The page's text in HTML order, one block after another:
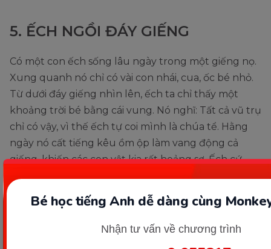
Bé học tiếng Anh dễ dàng cùng
Nhận tư vấn về chương trình
5. ẾCH NGỒI ĐÁY GIẾNG
Có một con ếch sống lâu ngày trong một giếng nọ.
Xung quanh nó chỉ có vài con nhái, cua, ốc bé nhỏ.
Từ dưới đáy giếng nhìn lên, ếch ta chỉ thấy một
khoảng trời bé bằng cái vung. Nó nghĩ: Tất cả vũ trụ
chỉ có vậy, vì thế ếch tự coi mình là chúa tể. Hằng
ngày nó cất tiếng kêu ồm ộp làm vang động cả
giếng, khiến các con vật kia rất hoảng sợ. Ếch cứ
tưởng bầu trời trên đầu chỉ bé bằng chiếc vung và
nó thì oai như một vị chúa tể.
Một năm nọ, trời mưa to làm nước trong giếng
dềnh lên, tràn bờ, đưa ếch ta ra ngoài. Quen thói cũ,